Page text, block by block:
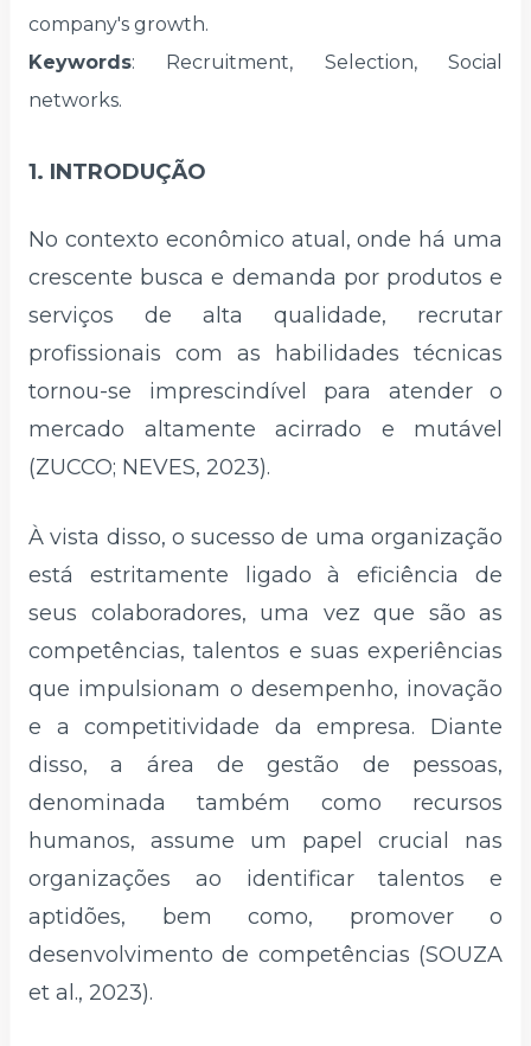
company's growth.
Keywords: Recruitment, Selection, Social
networks.
1. INTRODUÇÃO
No contexto econômico atual, onde há uma
crescente busca e demanda por produtos e
serviços de alta qualidade, recrutar
profissionais com as habilidades técnicas
tornou-se imprescindível para atender o
mercado altamente acirrado e mutável
(ZUCCO; NEVES, 2023).
À vista disso, o sucesso de uma organização
está estritamente ligado à eficiência de
seus colaboradores, uma vez que são as
competências, talentos e suas experiências
que impulsionam o desempenho, inovação
e a competitividade da empresa. Diante
disso, a área de gestão de pessoas,
denominada também como recursos
humanos, assume um papel crucial nas
organizações ao identificar talentos e
aptidões, bem como, promover o
desenvolvimento de competências (SOUZA
et al., 2023).